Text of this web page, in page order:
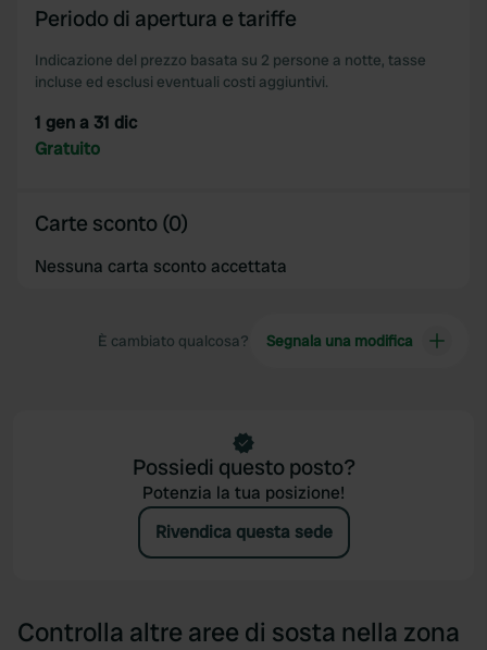
Periodo di apertura e tariffe
Indicazione del prezzo basata su 2 persone a notte, tasse
incluse ed esclusi eventuali costi aggiuntivi.
1 gen a 31 dic
Gratuito
Carte sconto (0)
Nessuna carta sconto accettata
È cambiato qualcosa? Segnala una modifica
Possiedi questo posto?
Potenzia la tua posizione!
Rivendica questa sede
Controlla altre aree di sosta nella zona